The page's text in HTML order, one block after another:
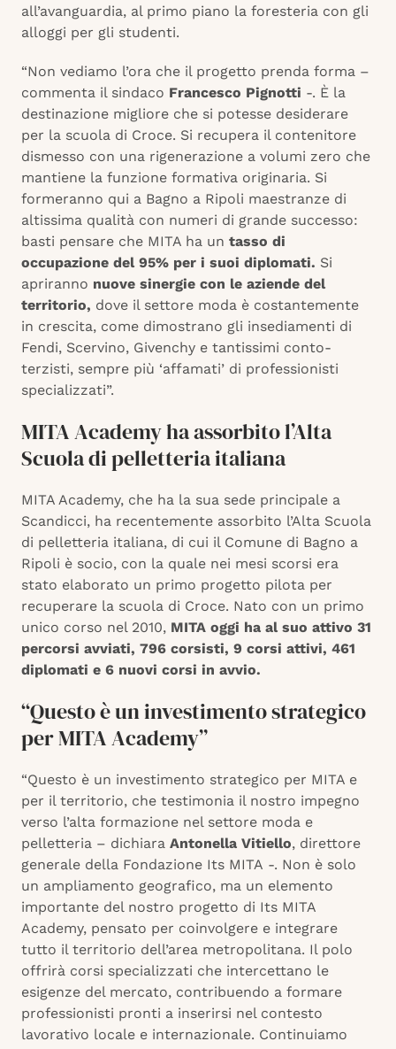
all’avanguardia, al primo piano la foresteria con gli
alloggi per gli studenti.
“Non vediamo l’ora che il progetto prenda forma –
commenta il sindaco Francesco Pignotti -. È la
destinazione migliore che si potesse desiderare
per la scuola di Croce. Si recupera il contenitore
dismesso con una rigenerazione a volumi zero che
mantiene la funzione formativa originaria. Si
formeranno qui a Bagno a Ripoli maestranze di
altissima qualità con numeri di grande successo:
basti pensare che MITA ha un tasso di
occupazione del 95% per i suoi diplomati. Si
apriranno nuove sinergie con le aziende del
territorio, dove il settore moda è costantemente
in crescita, come dimostrano gli insediamenti di
Fendi, Scervino, Givenchy e tantissimi conto-
terzisti, sempre più ‘affamati’ di professionisti
specializzati”.
MITA Academy ha assorbito l’Alta
Scuola di pelletteria italiana
MITA Academy, che ha la sua sede principale a
Scandicci, ha recentemente assorbito l’Alta Scuola
di pelletteria italiana, di cui il Comune di Bagno a
Ripoli è socio, con la quale nei mesi scorsi era
stato elaborato un primo progetto pilota per
recuperare la scuola di Croce. Nato con un primo
unico corso nel 2010, MITA oggi ha al suo attivo 31
percorsi avviati, 796 corsisti, 9 corsi attivi, 461
diplomati e 6 nuovi corsi in avvio.
“Questo è un investimento strategico
per MITA Academy”
“Questo è un investimento strategico per MITA e
per il territorio, che testimonia il nostro impegno
verso l’alta formazione nel settore moda e
pelletteria – dichiara Antonella Vitiello, direttore
generale della Fondazione Its MITA -. Non è solo
un ampliamento geografico, ma un elemento
importante del nostro progetto di Its MITA
Academy, pensato per coinvolgere e integrare
tutto il territorio dell’area metropolitana. Il polo
offrirà corsi specializzati che intercettano le
esigenze del mercato, contribuendo a formare
professionisti pronti a inserirsi nel contesto
lavorativo locale e internazionale. Continuiamo